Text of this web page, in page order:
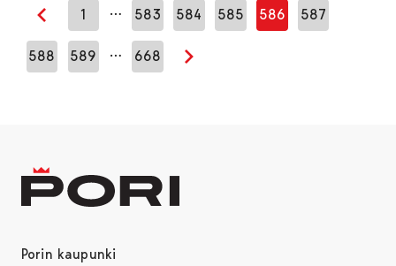
Edellinen sivu
1 … 583 584 585 586 587
588 589 … 668
Seuraava sivu
Porin kaupunki